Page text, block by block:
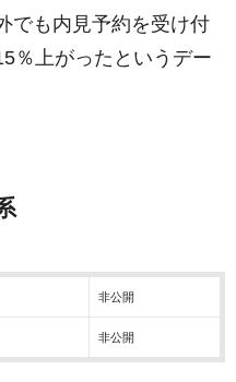
でも内見予約を受け付
％上がったというデー
非公開
非公開